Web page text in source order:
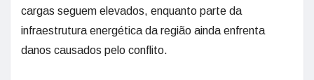
cargas seguem elevados, enquanto parte da
infraestrutura energética da região ainda enfrenta
danos causados pelo conflito.